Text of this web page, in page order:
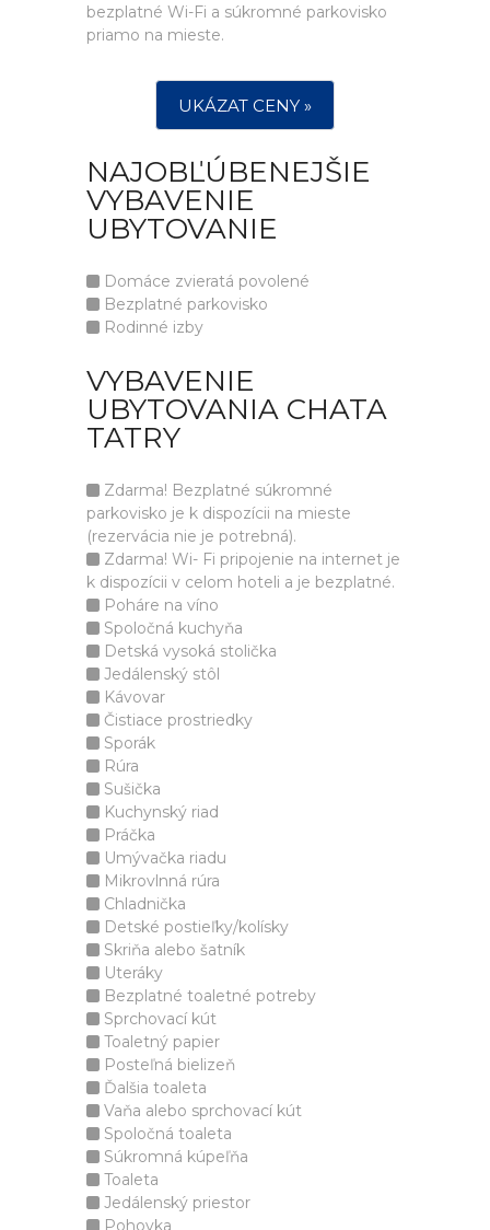
bezplatné Wi-Fi a súkromné parkovisko
priamo na mieste.
UKÁZAT CENY »
NAJOBĽÚBENEJŠIE
VYBAVENIE
UBYTOVANIE
Domáce zvieratá povolené
Bezplatné parkovisko
Rodinné izby
VYBAVENIE
UBYTOVANIA CHATA
TATRY
Zdarma! Bezplatné súkromné
parkovisko je k dispozícii na mieste
(rezervácia nie je potrebná).
Zdarma! Wi- Fi pripojenie na internet je
k dispozícii v celom hoteli a je bezplatné.
Poháre na víno
Spoločná kuchyňa
Detská vysoká stolička
Jedálenský stôl
Kávovar
Čistiace prostriedky
Sporák
Rúra
Sušička
Kuchynský riad
Práčka
Umývačka riadu
Mikrovlnná rúra
Chladnička
Detské postieľky/kolísky
Skriňa alebo šatník
Uteráky
Bezplatné toaletné potreby
Sprchovací kút
Toaletný papier
Posteľná bielizeň
Ďalšia toaleta
Vaňa alebo sprchovací kút
Spoločná toaleta
Súkromná kúpeľňa
Toaleta
Jedálenský priestor
Pohovka